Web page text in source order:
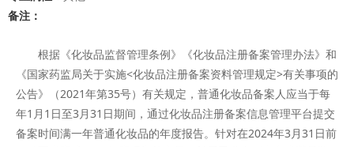
备注：
根据《化妆品监督管理条例》《化妆品注册备案管理办法》和
《国家药监局关于实施<化妆品注册备案资料管理规定>有关事项的
公告》（2021年第35号）有关规定，普通化妆品备案人应当于每
年1月1日至3月31日期间，通过化妆品注册备案信息管理平台提交
备案时间满一年普通化妆品的年度报告。针对在2024年3月31日前